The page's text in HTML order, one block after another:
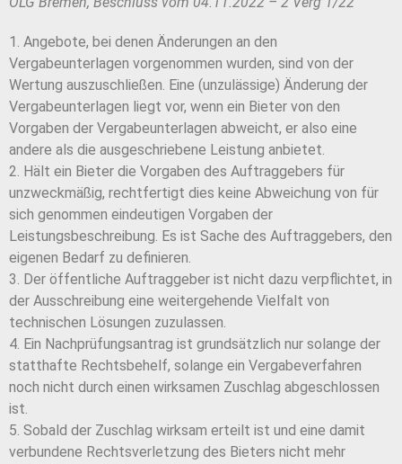
1. Angebote, bei denen Änderungen an den
Vergabeunterlagen vorgenommen wurden, sind von der
Wertung auszuschließen. Eine (unzulässige) Änderung der
Vergabeunterlagen liegt vor, wenn ein Bieter von den
Vorgaben der Vergabeunterlagen abweicht, er also eine
andere als die ausgeschriebene Leistung anbietet.
2. Hält ein Bieter die Vorgaben des Auftraggebers für
unzweckmäßig, rechtfertigt dies keine Abweichung von für
sich genommen eindeutigen Vorgaben der
Leistungsbeschreibung. Es ist Sache des Auftraggebers, den
eigenen Bedarf zu definieren.
3. Der öffentliche Auftraggeber ist nicht dazu verpflichtet, in
der Ausschreibung eine weitergehende Vielfalt von
technischen Lösungen zuzulassen.
4. Ein Nachprüfungsantrag ist grundsätzlich nur solange der
statthafte Rechtsbehelf, solange ein Vergabeverfahren
noch nicht durch einen wirksamen Zuschlag abgeschlossen
ist.
5. Sobald der Zuschlag wirksam erteilt ist und eine damit
verbundene Rechtsverletzung des Bieters nicht mehr